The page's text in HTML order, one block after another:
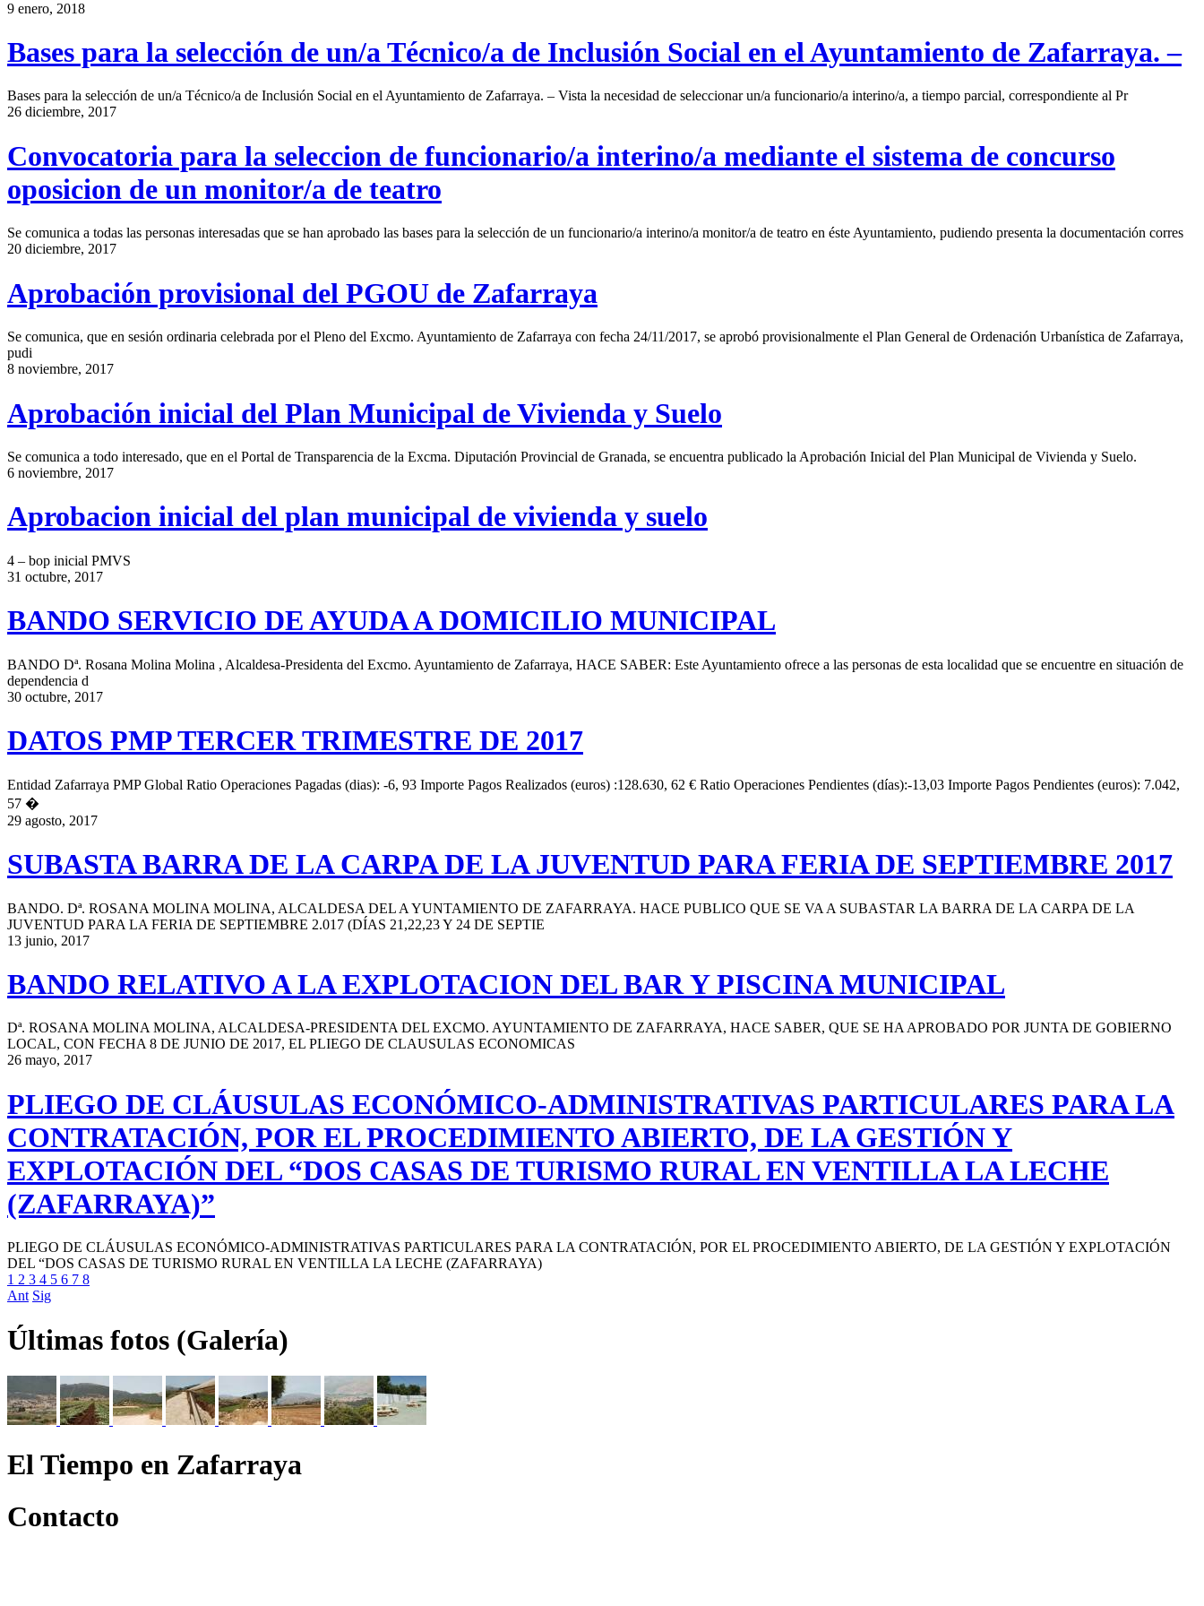
9 enero, 2018
Bases para la selección de un/a Técnico/a de Inclusión Social en el Ayuntamiento de Zafarraya. –
Bases para la selección de un/a Técnico/a de Inclusión Social en el Ayuntamiento de Zafarraya. – Vista la necesidad de seleccionar un/a funcionario/a interino/a, a tiempo parcial, correspondiente al Pr
26 diciembre, 2017
Convocatoria para la seleccion de funcionario/a interino/a mediante el sistema de concurso
oposicion de un monitor/a de teatro
Se comunica a todas las personas interesadas que se han aprobado las bases para la selección de un funcionario/a interino/a monitor/a de teatro en éste Ayuntamiento, pudiendo presenta la documentación corres
20 diciembre, 2017
Aprobación provisional del PGOU de Zafarraya
Se comunica, que en sesión ordinaria celebrada por el Pleno del Excmo. Ayuntamiento de Zafarraya con fecha 24/11/2017, se aprobó provisionalmente el Plan General de Ordenación Urbanística de Zafarraya,
pudi
8 noviembre, 2017
Aprobación inicial del Plan Municipal de Vivienda y Suelo
Se comunica a todo interesado, que en el Portal de Transparencia de la Excma. Diputación Provincial de Granada, se encuentra publicado la Aprobación Inicial del Plan Municipal de Vivienda y Suelo.
6 noviembre, 2017
Aprobacion inicial del plan municipal de vivienda y suelo
4 – bop inicial PMVS
31 octubre, 2017
BANDO SERVICIO DE AYUDA A DOMICILIO MUNICIPAL
BANDO Dª. Rosana Molina Molina , Alcaldesa-Presidenta del Excmo. Ayuntamiento de Zafarraya, HACE SABER: Este Ayuntamiento ofrece a las personas de esta localidad que se encuentre en situación de
dependencia d
30 octubre, 2017
DATOS PMP TERCER TRIMESTRE DE 2017
Entidad Zafarraya PMP Global Ratio Operaciones Pagadas (dias): -6, 93 Importe Pagos Realizados (euros) :128.630, 62 € Ratio Operaciones Pendientes (días):-13,03 Importe Pagos Pendientes (euros): 7.042,
57 �
29 agosto, 2017
SUBASTA BARRA DE LA CARPA DE LA JUVENTUD PARA FERIA DE SEPTIEMBRE 2017
BANDO. Dª. ROSANA MOLINA MOLINA, ALCALDESA DEL A YUNTAMIENTO DE ZAFARRAYA. HACE PUBLICO QUE SE VA A SUBASTAR LA BARRA DE LA CARPA DE LA
JUVENTUD PARA LA FERIA DE SEPTIEMBRE 2.017 (DÍAS 21,22,23 Y 24 DE SEPTIE
13 junio, 2017
BANDO RELATIVO A LA EXPLOTACION DEL BAR Y PISCINA MUNICIPAL
Dª. ROSANA MOLINA MOLINA, ALCALDESA-PRESIDENTA DEL EXCMO. AYUNTAMIENTO DE ZAFARRAYA, HACE SABER, QUE SE HA APROBADO POR JUNTA DE GOBIERNO
LOCAL, CON FECHA 8 DE JUNIO DE 2017, EL PLIEGO DE CLAUSULAS ECONOMICAS
26 mayo, 2017
PLIEGO DE CLÁUSULAS ECONÓMICO-ADMINISTRATIVAS PARTICULARES PARA LA
CONTRATACIÓN, POR EL PROCEDIMIENTO ABIERTO, DE LA GESTIÓN Y
EXPLOTACIÓN DEL “DOS CASAS DE TURISMO RURAL EN VENTILLA LA LECHE
(ZAFARRAYA)”
PLIEGO DE CLÁUSULAS ECONÓMICO-ADMINISTRATIVAS PARTICULARES PARA LA CONTRATACIÓN, POR EL PROCEDIMIENTO ABIERTO, DE LA GESTIÓN Y EXPLOTACIÓN
DEL “DOS CASAS DE TURISMO RURAL EN VENTILLA LA LECHE (ZAFARRAYA)
1 2 3 4 5 6 7 8
Ant Sig
Últimas fotos (Galería)
El Tiempo en Zafarraya
Contacto